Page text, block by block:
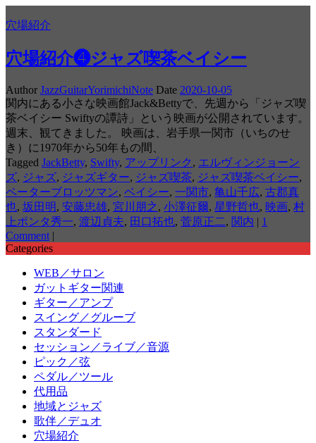
穴場紹介
穴場紹介❹ジャズ喫茶ベイシー
Author JazzGuitarYorimichiNote Date 2020-10-05
関内にある小さな映画館Jack&Bettyで、先週から「ジャズ喫
茶ベイシー Swiftyの譚詩」という映画が公開されています。
週末、観てきました。 映画は、岩手県一関市（いちのせ
き）に1970年から50年もの間、
Tagged JackBetty, Swifty, アップリンク , エルヴィンジョーン
ズ, ジャズ, ジャズギター, ジャズ喫茶, ジャズ喫茶ベイシー,
ペーターブロッツマン, ベイシー, 一関市, 亀山千広, 古郡真
也, 坂田明, 安藤忠雄, 宮川朋之, 小澤征爾, 星野哲也, 映画, 村
上ポンタ秀一, 渡辺貞夫, 田口拓也, 菅原正二, 関内 | 1
Comment |
Categories
WEB／サロン
ガットギター関連
ギター／アンプ
スイング／グルーブ
スタンダード
セッション／ライブ／音源
ピック／弦
ペダル／ツール
代用品
地域とジャズ
歌伴／デュオ
穴場紹介